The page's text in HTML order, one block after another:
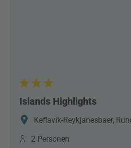
Islands Highlights
Keflavík-Reykjanesbaer,
2 Personen